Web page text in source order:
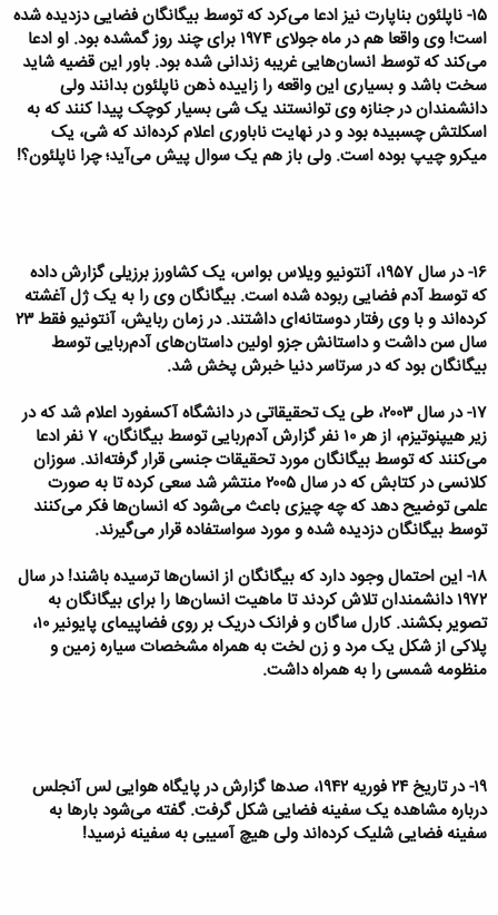
۱۵- ناپلئون بناپارت نیز ادعا می‌کرد که توسط بیگانگان فضایی دزدیده شده
است! وی واقعا هم در ماه جولای ۱۹۷۴ برای چند روز گمشده بود. او ادعا
می‌کند که توسط انسان‌هایی غریبه زندانی شده بود. باور این قضیه شاید
سخت باشد و بسیاری این واقعه را زاییده ذهن ناپلئون بدانند ولی
دانشمندان در جنازه وی توانستند یک شی بسیار کوچک پیدا کنند که به
اسکلتش چسبیده بود و در نهایت ناباوری اعلام کرده‌اند که شی، یک
میکرو چیپ بوده است. ولی باز هم یک سوال پیش می‌آید؛ چرا ناپلئون؟!
۱۶- در سال ۱۹۵۷، آنتونیو ویلاس بواس، یک کشاورز برزیلی گزارش داده
که توسط آدم فضایی ربوده شده است. بیگانگان وی را به یک ژل آغشته
کرده‌اند و با وی رفتار دوستانه‌ای داشتند. در زمان ربایش، آنتونیو فقط ۲۳
سال سن داشت و داستانش جزو اولین داستان‌های آدم‌ربایی توسط
بیگانگان بود که در سرتاسر دنیا خبرش پخش شد.
۱۷- در سال ۲۰۰۳، طی یک تحقیقاتی در دانشگاه آکسفورد اعلام شد که در
زیر هیپنوتیزم، از هر ۱۰ نفر گزارش آدم‌ربایی توسط بیگانگان، ۷ نفر ادعا
می‌کنند که توسط بیگانگان مورد تحقیقات جنسی قرار گرفته‌اند. سوزان
کلانسی در کتابش که در سال ۲۰۰۵ منتشر شد سعی کرده تا به صورت
علمی توضیح دهد که چه چیزی باعث می‌شود که انسان‌ها فکر می‌کنند
توسط بیگانگان دزدیده شده و مورد سواستفاده قرار می‌گیرند.
۱۸- این احتمال وجود دارد که بیگانگان از انسان‌ها ترسیده باشند! در سال
۱۹۷۲ دانشمندان تلاش کردند تا ماهیت انسان‌ها را برای بیگانگان به
تصویر بکشند. کارل ساگان و فرانک دریک بر روی فضاپیمای پایونیر ۱۰،
پلاکی از شکل یک مرد و زن لخت به همراه مشخصات سیاره زمین و
منظومه شمسی را به همراه داشت.
۱۹- در تاریخ ۲۴ فوریه ۱۹۴۲، صدها گزارش در پایگاه هوایی لس آنجلس
درباره مشاهده یک سفینه فضایی شکل گرفت. گفته می‌شود بارها به
سفینه فضایی شلیک کرده‌اند ولی هیچ آسیبی به سفینه نرسید!